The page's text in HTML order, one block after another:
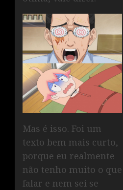
Mas é isso. Foi um
texto bem mais curto,
porque eu realmente
não tenho muito o que
falar e nem sei se